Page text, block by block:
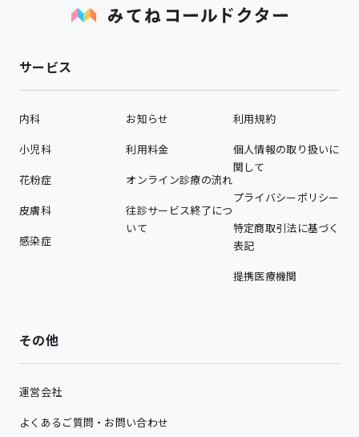
サービス
内科
小児科
花粉症
皮膚科
感染症
お知らせ
利用料金
オンライン診療の流れ
往診サービス終了につ
いて
利用規約
個人情報の取り扱いに
関して
プライバシーポリシー
特定商取引法に基づく
表記
提携医療機関
その他
運営会社
よくあるご質問・お問い合わせ